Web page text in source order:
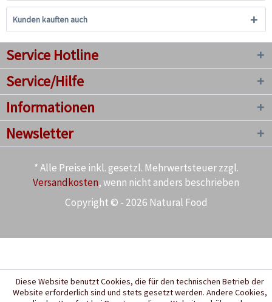
Kunden kauften auch
Service Hotline
Service/Hilfe
Informationen
Newsletter
* Alle Preise inkl. gesetzl. Mehrwertsteuer zzgl.
Versandkosten, wenn nicht anders beschrieben
Copyright © - 2026 Natural Food
Diese Website benutzt Cookies, die für den technischen Betrieb der
Website erforderlich sind und stets gesetzt werden. Andere Cookies,